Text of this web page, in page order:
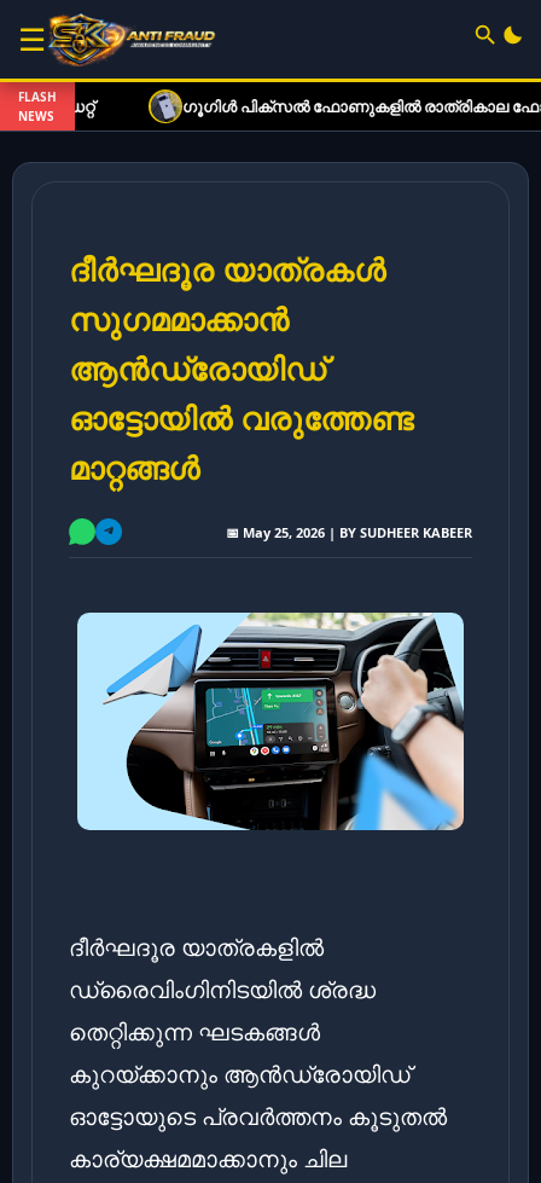
☰
FLASH
NEWS
ഗൂഗിൾ പിക്സൽ ഫോണുകളിൽ രാത്രികാല ഫോട്ടോഗ്രാഫി
ദീർഘദൂര യാത്രകൾ
സുഗമമാക്കാൻ
ആൻഡ്രോയിഡ്
ഓട്ടോയിൽ വരുത്തേണ്ട
മാറ്റങ്ങൾ
📅 May 25, 2026 | BY SUDHEER KABEER
ദീർഘദൂര യാത്രകളിൽ
ഡ്രൈവിംഗിനിടയിൽ ശ്രദ്ധ
തെറ്റിക്കുന്ന ഘടകങ്ങൾ
കുറയ്ക്കാനും ആൻഡ്രോയിഡ്
ഓട്ടോയുടെ പ്രവർത്തനം കൂടുതൽ
കാര്യക്ഷമമാക്കാനും ചില